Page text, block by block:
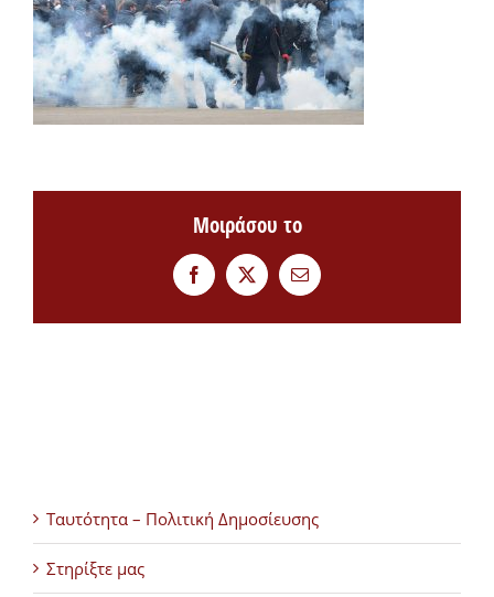
Μοιράσου το
FacebookTwitterEmail
Ταυτότητα – Πολιτική Δημοσίευσης
Στηρίξτε μας